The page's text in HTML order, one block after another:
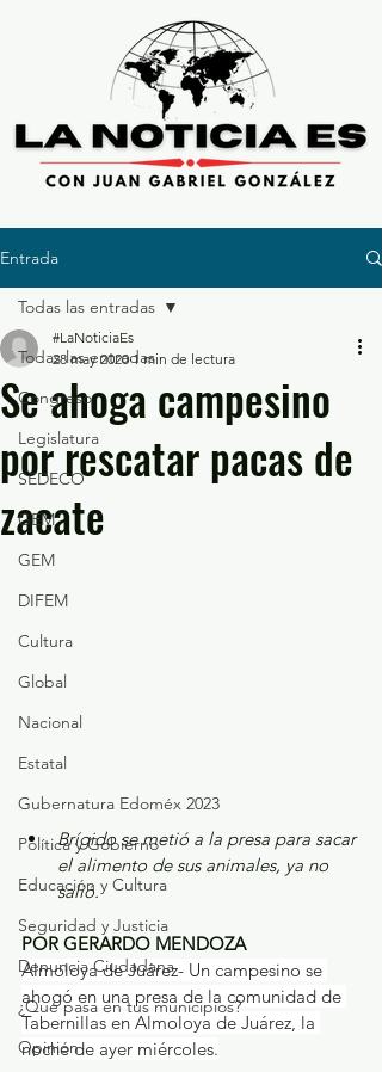
Entrada
Todas las entradas
Congreso
Legislatura
SEDECO
GEM
GEM
DIFEM
Cultura
Global
Nacional
Estatal
Gubernatura Edoméx 2023
Política y Gobierno
Educación y Cultura
Seguridad y Justicia
Denuncia Ciudadana
¿Qué pasa en tus municipios?
Opinión
Todas las entradas
Se ahoga campesino
por rescatar pacas de
zacate
#LaNoticiaEs
28 may 2020 1 min de lectura
Brígido se metió a la presa para sacar
el alimento de sus animales, ya no
salió.
POR GERARDO MENDOZA
Almoloya de Juárez- Un campesino se
ahogó en una presa de la comunidad de
Tabernillas en Almoloya de Juárez, la
noche de ayer miércoles.